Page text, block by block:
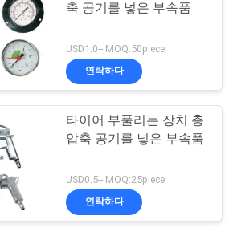
축 공기를 넣은 부속품
USD1.0-- MOQ:50piece
연락하다
타이어 부풀리는 장치 총
압축 공기를 넣은 부속품
USD0.5-- MOQ:25piece
연락하다